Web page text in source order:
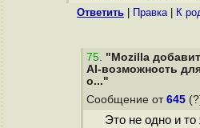
Ответить Правка| К
75. "Mozilla
AI-возможность
о..."
Сообщение от 645
Это не одно и то